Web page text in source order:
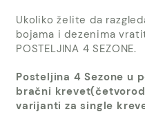
Ukoliko želite da
bojama i dezenima
POSTELJINA 4 SEZONE.
Posteljina 4 Sezone u
bračni
varijanti za single